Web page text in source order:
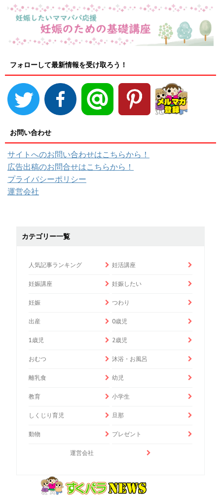
フォローして最新情報を受け取ろう！
お問い合わせ
サイトへのお問い合わせはこちらから！
広告出稿のお問合せはこちらから！
プライバシーポリシー
運営会社
カテゴリー一覧
人気記事ランキング 妊活講座
妊娠講座 妊娠したい
妊娠 つわり
出産 0歳児
1歳児 2歳児
おむつ 沐浴・お風呂
離乳食 幼児
教育 小学生
しくじり育児 旦那
動物 プレゼント
運営会社